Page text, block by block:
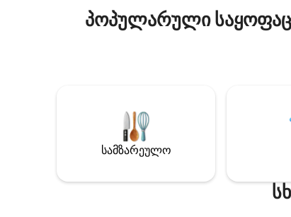
სავალზეა. საწოლის თეთრეული,
პირსახოცები და ხალათები
პოპულარული
სამზარეულო